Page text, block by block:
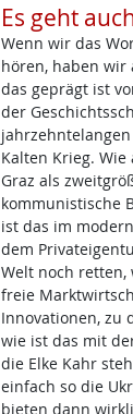
Es geht
Wenn wir das
hören, haben wir
das geprägt ist
der
Kalten Krieg.
Graz als
kommunistische
ist das im
dem
Welt noch
freie
Innovationen, zu
wie ist das mit
die Elke Kahr
einfach so die
bieten dann